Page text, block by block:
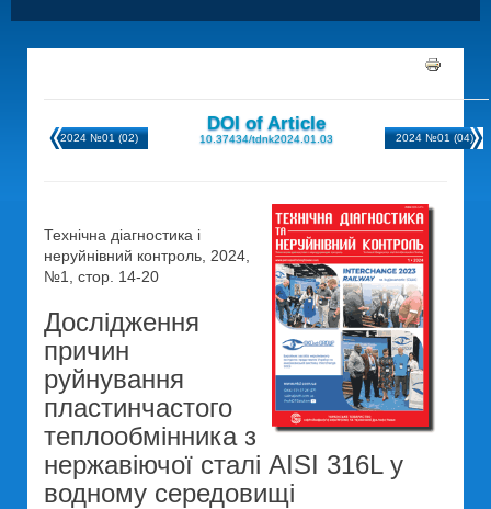
2024 №01 (02)
DOI of Article
10.37434/tdnk2024.01.03 2024 №01 (04)
Технічна діагностика і
неруйнівний контроль, 2024,
№1, стор. 14-20
Дослідження
причин
руйнування
пластинчастого
теплообмінника з
нержавіючої сталі AISI 316L у
водному середовищі